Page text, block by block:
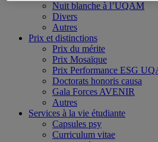
Nuit blanche à l’UQAM
Divers
Autres
Prix et distinctions
Prix du mérite
Prix Mosaïque
Prix Performance ESG
Doctorats honoris causa
Gala Forces AVENIR
Autres
Services à la vie étudiante
Capsules psy
Curriculum vitae